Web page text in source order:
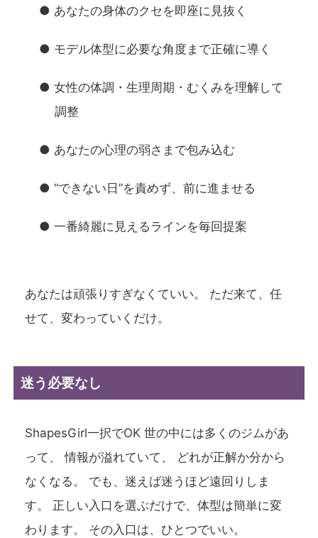
● あなたの身体のクセを即座に見抜く
● モデル体型に必要な角度まで正確に導く
● 女性の体調・生理周期・むくみを理解して
調整
● あなたの心理の弱さまで包み込む
● “できない日”を責めず、前に進ませる
● 一番綺麗に見えるラインを毎回提案
あなたは頑張りすぎなくていい。 ただ来て、任
せて、変わっていくだけ。
迷う必要なし
ShapesGirl一択でOK 世の中には多くのジムがあ
って、 情報が溢れていて、 どれが正解か分から
なくなる。 でも、迷えば迷うほど遠回りしま
す。 正しい入口を選ぶだけで、体型は簡単に変
わります。 その入口は、ひとつでいい。